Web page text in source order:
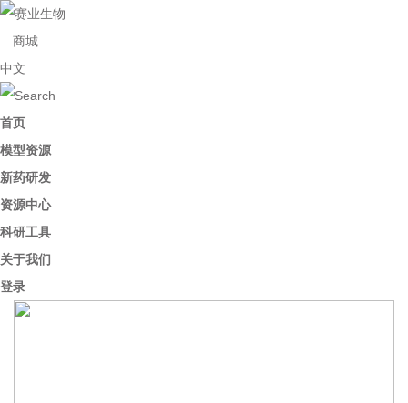
商城
中文
首页
模型资源
新药研发
资源中心
科研工具
关于我们
登录